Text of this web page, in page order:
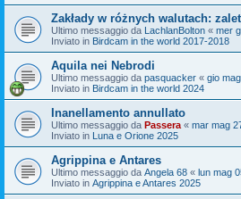
Zakłady w różnych walutach:
Ultimo messaggio da LachlanBolton « mer
Inviato in Birdcam in the world 2017-2018
Aquila nei Nebrodi
Ultimo messaggio da pasquacker « gio
Inviato in Birdcam in the world 2024
Inanellamento annullato
Ultimo messaggio da Passera « mar mag
Inviato in Luna e Orione 2025
Agrippina e Antares
Ultimo messaggio da Angela 68 « lun mag
Inviato in Agrippina e Antares 2025